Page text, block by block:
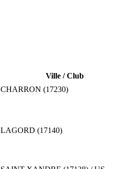
Ville / Club
CHARRON (17230)
LAGORD (17140)